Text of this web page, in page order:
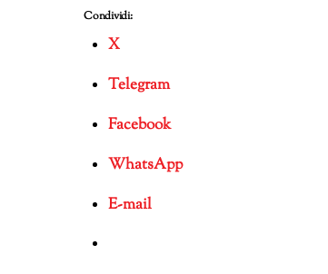
Condividi:
X
Telegram
Facebook
WhatsApp
E-mail